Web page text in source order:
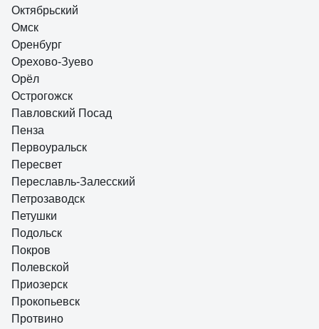
Октябрьский
Омск
Оренбург
Орехово-Зуево
Орёл
Острогожск
Павловский Посад
Пенза
Первоуральск
Пересвет
Переславль-Залесский
Петрозаводск
Петушки
Подольск
Покров
Полевской
Приозерск
Прокопьевск
Протвино